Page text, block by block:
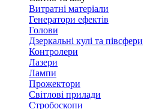
Витратні матеріали
Генератори ефектів
Голови
Дзеркальні кулі та півсфери
Контролери
Лазери
Лампи
Прожектори
Світлові прилади
Стробоскопи